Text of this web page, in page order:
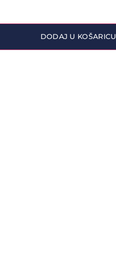
DODAJ U KOŠARICU